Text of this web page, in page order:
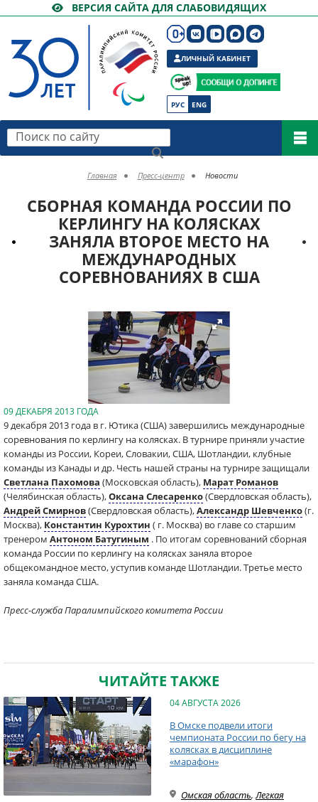
ВЕРСИЯ САЙТА ДЛЯ СЛАБОВИДЯЩИХ
РУС ENG
ЛИЧНЫЙ КАБИНЕТ
Поиск по сайту
Главная Пресс-центр Новости
СБОРНАЯ КОМАНДА РОССИИ ПО
КЕРЛИНГУ НА КОЛЯСКАХ
ЗАНЯЛА ВТОРОЕ МЕСТО НА
МЕЖДУНАРОДНЫХ
СОРЕВНОВАНИЯХ В США
09 ДЕКАБРЯ 2013 ГОДА
9 декабря 2013 года в г. Ютика (США) завершились международные
соревнования по керлингу на колясках. В турнире приняли участие
команды из России, Кореи, Словакии, США, Шотландии, клубные
команды из Канады и др. Честь нашей страны на турнире защищали
Светлана Пахомова (Московская область), Марат Романов
(Челябинская область),Оксана Слесаренко(Свердловская область),
Андрей Смирнов(Свердловская область),Александр Шевченко(г.
Москва), Константин Курохтин ( г. Москва) во главе со старшим
тренером Антоном Батугиным . По итогам соревнований сборная
команда России по керлингу на колясках заняла второе
общекомандное место, уступив команде Шотландии. Третье место
заняла команда США.
Пресс-служба Паралимпийского комитета России
ЧИТАЙТЕ ТАКЖЕ
04 АВГУСТА 2026
В Омске подвели итоги
чемпионата России по бегу на
колясках в дисциплине
«марафон»
Омская область,Легкая